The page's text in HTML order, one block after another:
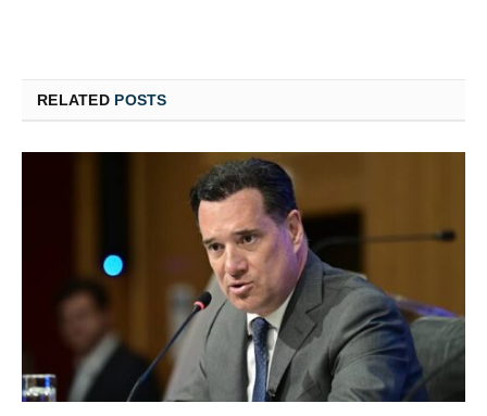
RELATED POSTS